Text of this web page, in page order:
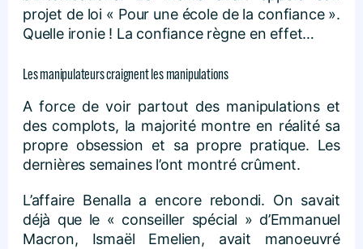
projet de loi « Pour une école de la confiance ».
Quelle ironie ! La confiance règne en effet…
Les manipulateurs craignent les manipulations
A force de voir partout des manipulations et
des complots, la majorité montre en réalité sa
propre obsession et sa propre pratique. Les
dernières semaines l’ont montré crûment.
L’affaire Benalla a encore rebondi. On savait
déjà que le « conseiller spécial » d’Emmanuel
Macron, Ismaël Emelien, avait manoeuvré